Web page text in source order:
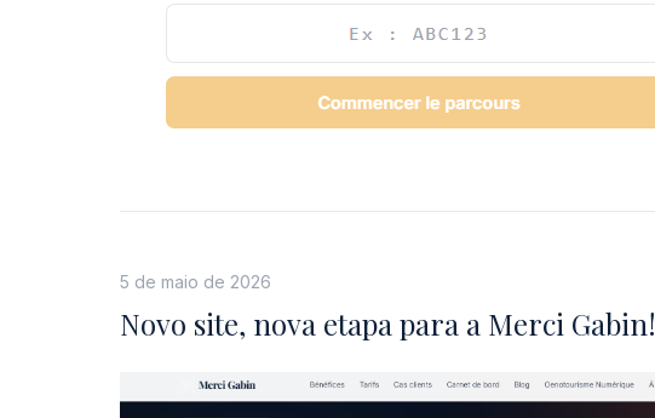
5 de maio de 2026
Novo site, nova etapa para a Merci Gabin!